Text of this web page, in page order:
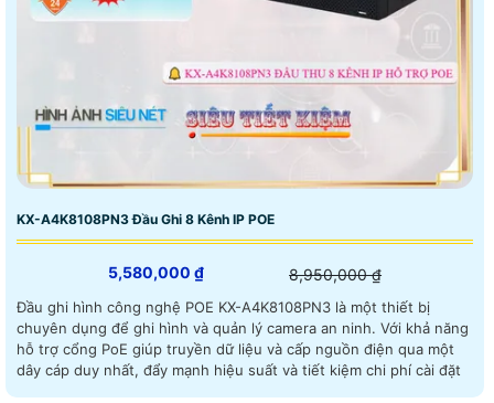
KX-A4K8108PN3 Đầu Ghi 8 Kênh IP POE
5,580,000 ₫ 8,950,000 ₫
Đầu ghi hình công nghệ POE KX-A4K8108PN3 là một thiết bị
chuyên dụng để ghi hình và quản lý camera an ninh. Với khả năng
hỗ trợ cổng PoE giúp truyền dữ liệu và cấp nguồn điện qua một
dây cáp duy nhất, đẩy mạnh hiệu suất và tiết kiệm chi phí cài đặt